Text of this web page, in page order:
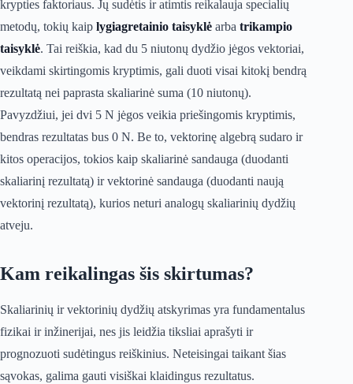
krypties faktoriaus. Jų sudėtis ir atimtis reikalauja specialių
metodų, tokių kaip lygiagretainio taisyklė arba trikampio
taisyklė. Tai reiškia, kad du 5 niutonų dydžio jėgos vektoriai,
veikdami skirtingomis kryptimis, gali duoti visai kitokį bendrą
rezultatą nei paprasta skaliarinė suma (10 niutonų).
Pavyzdžiui, jei dvi 5 N jėgos veikia priešingomis kryptimis,
bendras rezultatas bus 0 N. Be to, vektorinę algebrą sudaro ir
kitos operacijos, tokios kaip skaliarinė sandauga (duodanti
skaliarinį rezultatą) ir vektorinė sandauga (duodanti naują
vektorinį rezultatą), kurios neturi analogų skaliarinių dydžių
atveju.
Kam reikalingas šis skirtumas?
Skaliarinių ir vektorinių dydžių atskyrimas yra fundamentalus
fizikai ir inžinerijai, nes jis leidžia tiksliai aprašyti ir
prognozuoti sudėtingus reiškinius. Neteisingai taikant šias
sąvokas, galima gauti visiškai klaidingus rezultatus.